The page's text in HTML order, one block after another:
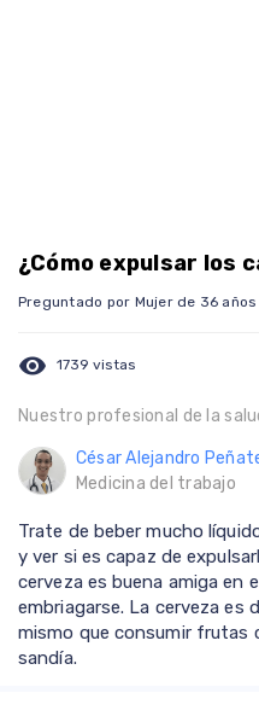
¿Cómo expulsar los
Preguntado por Mujer de 36 años
visibility 1739 vistas
Nuestro profesional de la
César Alejandro
Medicina del trabajo
Trate de beber mucho
y ver si es capaz de
cerveza es buena amiga en
embriagarse. La cerveza es
mismo que consumir frutas
sandía.